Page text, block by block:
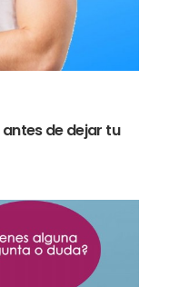
de dejar tu